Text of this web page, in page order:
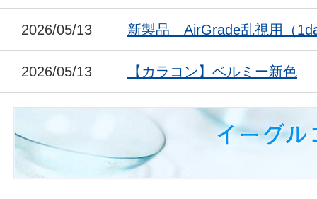
2026/05/13 新製品 AirGrade乱視用（
2026/05/13 【カラコン】ベルミー新色